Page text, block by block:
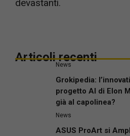
devastanti.
Articoli recenti
News
Grokipedia:
progetto AI di Elon
già al capolinea?
News
ASUS ProArt si